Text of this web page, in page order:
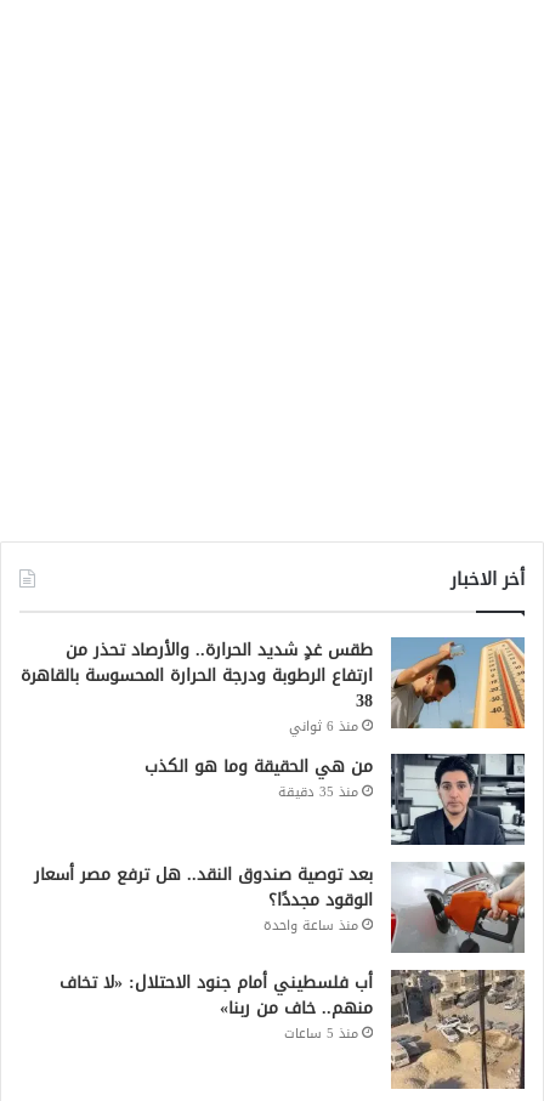
أخر الاخبار
طقس غدٍ شديد الحرارة.. والأرصاد تحذر من
ارتفاع الرطوبة ودرجة الحرارة المحسوسة بالقاهرة
38
منذ 6 ثواني
من هي الحقيقة وما هو الكذب
منذ 35 دقيقة
بعد توصية صندوق النقد.. هل ترفع مصر أسعار
الوقود مجددًا؟
منذ ساعة واحدة
أب فلسطيني أمام جنود الاحتلال: «لا تخاف
منهم.. خاف من ربنا»
منذ 5 ساعات